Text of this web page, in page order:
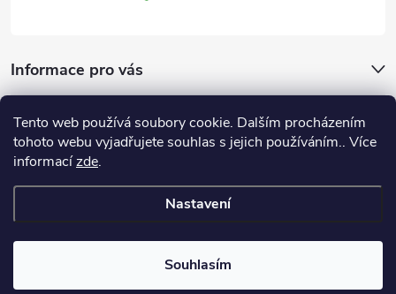
Tento web používá soubory cookie. Dalším procházením
tohoto webu vyjadřujete souhlas s jejich používáním.. Více
informacízde.
Nastavení
Souhlasím
Informace pro vás
OBCHODNÍ PODMÍNKY
GDPR
nastavení cookies